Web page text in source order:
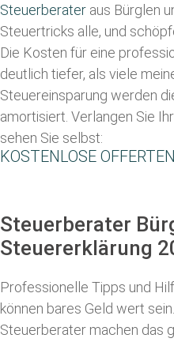
Steuerberater aus Bürglen
Steuertricks alle, und
Die Kosten für eine
deutlich tiefer, als viele
Steuereinsparung werden
amortisiert. Verlangen Sie
sehen Sie selbst:
KOSTENLOSE
Steuerberater
Steuererklärung
Professionelle Tipps und
können bares Geld wert
Steuerberater machen das